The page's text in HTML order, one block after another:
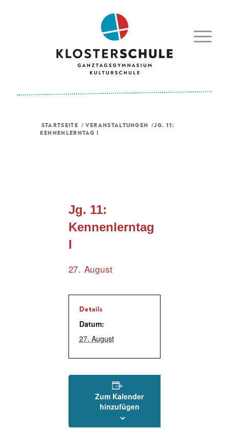
STARTSEITE / VERANSTALTUNGEN /JG. 11:
KENNENLERNTAG I
Jg. 11:
Kennenlerntag
I
27. August
Details
Datum:
27. August
Zum Kalender
hinzufügen